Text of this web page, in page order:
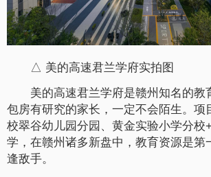
△ 美的高速君兰学府实拍图
美的高速君兰学府是赣州知名的教
包房有研究的家长，一定不会陌生。项
校翠谷幼儿园分园、黄金实验小学分校
学，在赣州诸多新盘中，教育资源是第
逢敌手。